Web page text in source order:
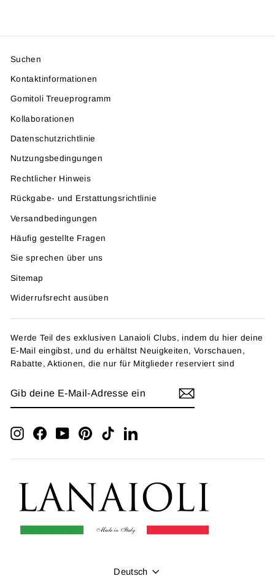
Suchen
Kontaktinformationen
Gomitoli Treueprogramm
Kollaborationen
Datenschutzrichtlinie
Nutzungsbedingungen
Rechtlicher Hinweis
Rückgabe- und Erstattungsrichtlinie
Versandbedingungen
Häufig gestellte Fragen
Sie sprechen über uns
Sitemap
Widerrufsrecht ausüben
Werde Teil des exklusiven Lanaioli Clubs, indem du hier deine
E-Mail eingibst, und du erhältst Neuigkeiten, Vorschauen,
Rabatte, Aktionen, die nur für Mitglieder reserviert sind
DEINE
ADRESSE
EINInstagramFacebookYouTubePinterestTikTokLinkedIn
Sprache
Deutsch